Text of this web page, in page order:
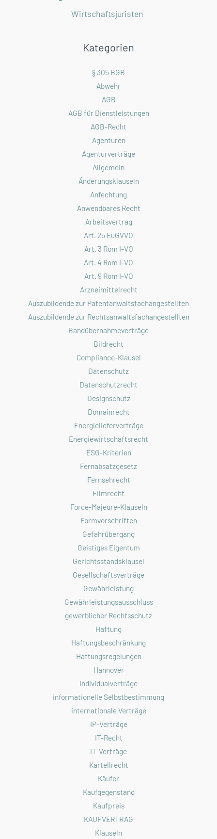
Wirtschaftsjuristen
Kategorien
§ 305 BGB
Abwehr
AGB
AGB für Dienstleistungen
AGB-Recht
Agenturen
Agenturverträge
Allgemein
Änderungsklauseln
Anfechtung
Anwendbares Recht
Arbeitsvertrag
Art. 25 EuGVVO
Art. 3 Rom I-VO
Art. 4 Rom I-VO
Art. 9 Rom I-VO
Arzneimittelrecht
Auszubildende zur Patentanwaltsfachangestellten
Auszubildende zur Rechtsanwaltsfachangestellten
Bandübernahmeverträge
Bildrecht
Compliance-Klausel
Datenschutz
Datenschutzrecht
Designschutz
Domainrecht
Energielieferverträge
Energiewirtschaftsrecht
ESG-Kriterien
Fernabsatzgesetz
Fernsehrecht
Filmrecht
Force-Majeure-Klauseln
Formvorschriften
Gefahrübergang
Geistiges Eigentum
Gerichtsstandsklausel
Gesellschaftsverträge
Gewährleistung
Gewährleistungsausschluss
gewerblicher Rechtsschutz
Haftung
Haftungsbeschränkung
Haftungsregelungen
Hannover
Individualverträge
informationelle Selbstbestimmung
internationale Verträge
IP-Verträge
IT-Recht
IT-Verträge
Kartellrecht
Käufer
Kaufgegenstand
Kaufpreis
KAUFVERTRAG
Klauseln